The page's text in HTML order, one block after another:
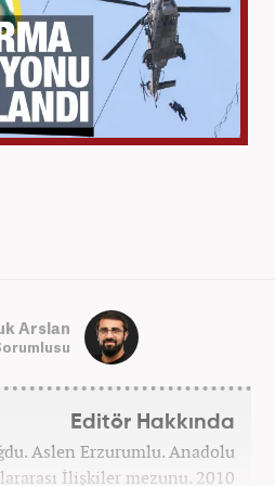
Arslan
Editör Hakkında
Aslen Erzurumlu. Anadolu
İlişkiler mezunu. 2010